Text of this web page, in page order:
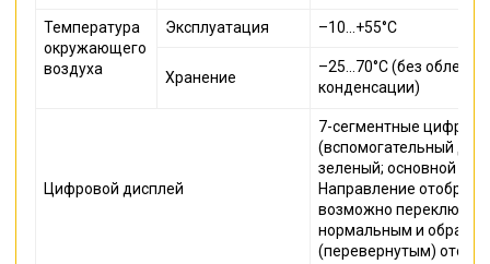
Температура
окружающего
воздуха
Эксплуатация –10...+55°C
Хранение
–25...70°C (без
конденсации)
Цифровой дисплей
7-сегментные
(вспомогательный
зеленый; основной
Направление
возможно
нормальным и
(перевернутым)